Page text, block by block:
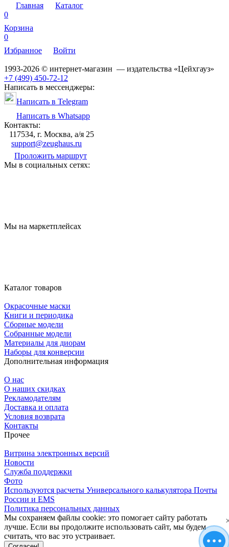
Главная
Каталог
0
Корзина
0
Избранное
Войти
1993-2026 © интернет-магазин — издательства «Цейхгауз»
+7 (499) 450-72-12
Написать в мессенджеры:
Написать в Telegram
Написать в Whatsapp
Контакты:
117534, г. Москва, а/я 25
support@zeughaus.ru
Проложить маршрут
Мы в социальных сетях:
Мы на маркетплейсах
Каталог товаров
Окрасочные маски
Книги и периодика
Сборные модели
Собранные модели
Материалы для диорам
Наборы для конверсии
Дополнительная информация
О нас
О наших скидках
Рекламодателям
Доставка и оплата
Условия возврата
Контакты
Прочее
Витрина электронных версий
Новости
Служба поддержки
Фото
Используются расчеты Универсального калькулятора Почты
России и EMS
Политика персональных данных
Мы сохраняем файлы cookie: это помогает сайту работать
лучше. Если вы продолжите использовать сайт, мы будем
считать, что вас это устраивает.